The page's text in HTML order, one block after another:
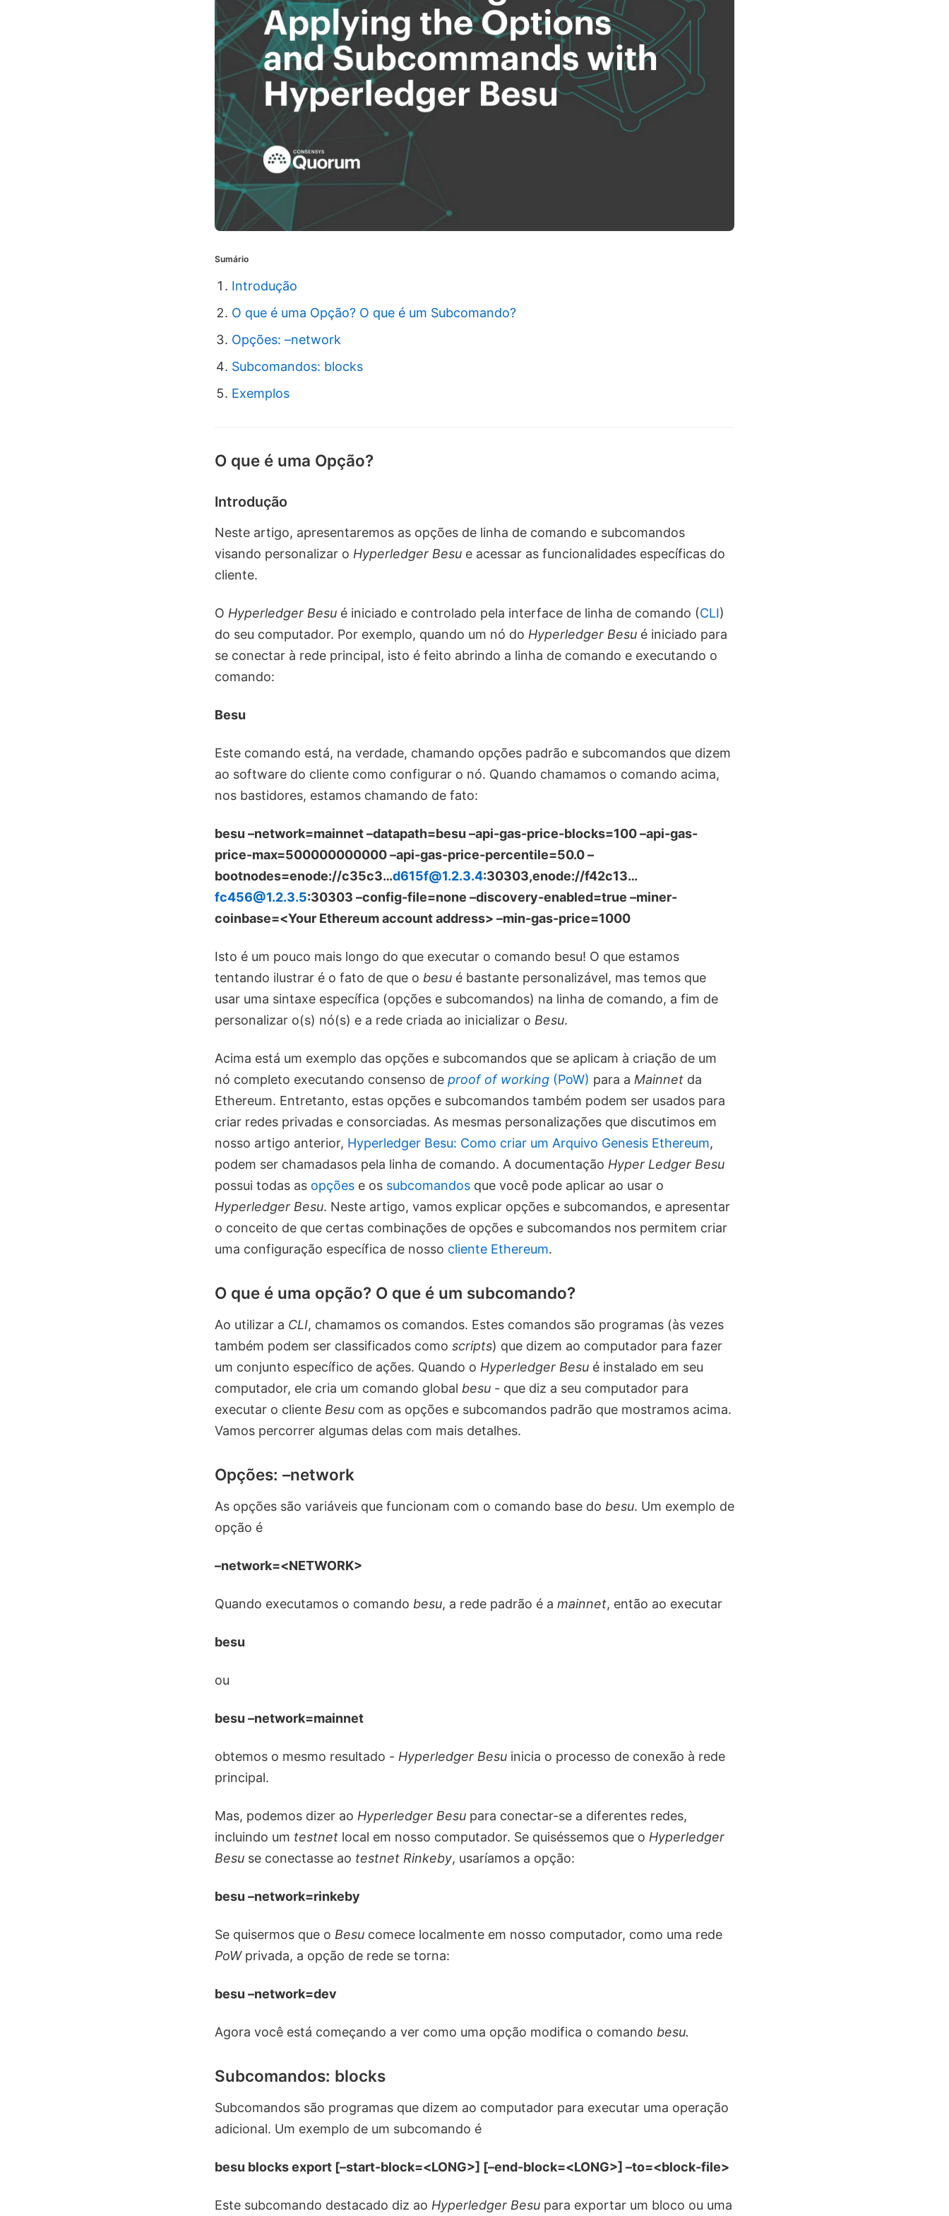
Sumário
Introdução
O que é uma Opção? O que é um Subcomando?
Opções: –network
Subcomandos: blocks
Exemplos
O que é uma Opção?
Introdução
Neste artigo, apresentaremos as opções de linha de comando e subcomandos
visando personalizar o Hyperledger Besu e acessar as funcionalidades específicas do
cliente.
O Hyperledger Besu é iniciado e controlado pela interface de linha de comando (CLI)
do seu computador. Por exemplo, quando um nó do Hyperledger Besu é iniciado para
se conectar à rede principal, isto é feito abrindo a linha de comando e executando o
comando:
Besu
Este comando está, na verdade, chamando opções padrão e subcomandos que dizem
ao software do cliente como configurar o nó. Quando chamamos o comando acima,
nos bastidores, estamos chamando de fato:
besu –network=mainnet –datapath=besu –api-gas-price-blocks=100 –api-gas-
price-max=500000000000 –api-gas-price-percentile=50.0 –
bootnodes=enode://c35c3…d615f@1.2.3.4:30303,enode://f42c13…
fc456@1.2.3.5:30303 –config-file=none –discovery-enabled=true –miner-
coinbase=<Your Ethereum account address> –min-gas-price=1000
Isto é um pouco mais longo do que executar o comando besu! O que estamos
tentando ilustrar é o fato de que o besu é bastante personalizável, mas temos que
usar uma sintaxe específica (opções e subcomandos) na linha de comando, a fim de
personalizar o(s) nó(s) e a rede criada ao inicializar o Besu.
Acima está um exemplo das opções e subcomandos que se aplicam à criação de um
nó completo executando consenso de proof of working (PoW) para a Mainnet da
Ethereum. Entretanto, estas opções e subcomandos também podem ser usados para
criar redes privadas e consorciadas. As mesmas personalizações que discutimos em
nosso artigo anterior, Hyperledger Besu: Como criar um Arquivo Genesis Ethereum,
podem ser chamadasos pela linha de comando. A documentação Hyper Ledger Besu
possui todas as opções e os subcomandos que você pode aplicar ao usar o
Hyperledger Besu. Neste artigo, vamos explicar opções e subcomandos, e apresentar
o conceito de que certas combinações de opções e subcomandos nos permitem criar
uma configuração específica de nosso cliente Ethereum.
O que é uma opção? O que é um subcomando?
Ao utilizar a CLI, chamamos os comandos. Estes comandos são programas (às vezes
também podem ser classificados como scripts) que dizem ao computador para fazer
um conjunto específico de ações. Quando o Hyperledger Besu é instalado em seu
computador, ele cria um comando global besu - que diz a seu computador para
executar o cliente Besu com as opções e subcomandos padrão que mostramos acima.
Vamos percorrer algumas delas com mais detalhes.
Opções: –network
As opções são variáveis que funcionam com o comando base do besu. Um exemplo de
opção é
–network=<NETWORK>
Quando executamos o comando besu, a rede padrão é a mainnet, então ao executar
besu
ou
besu –network=mainnet
obtemos o mesmo resultado - Hyperledger Besu inicia o processo de conexão à rede
principal.
Mas, podemos dizer ao Hyperledger Besu para conectar-se a diferentes redes,
incluindo um testnet local em nosso computador. Se quiséssemos que o Hyperledger
Besu se conectasse ao testnet Rinkeby, usaríamos a opção:
besu –network=rinkeby
Se quisermos que o Besu comece localmente em nosso computador, como uma rede
PoWprivada, a opção de rede se torna:
besu –network=dev
Agora você está começando a ver como uma opção modifica o comando besu.
Subcomandos: blocks
Subcomandos são programas que dizem ao computador para executar uma operação
adicional. Um exemplo de um subcomando é
besu blocks export [–start-block=<LONG>] [–end-block=<LONG>] –to=<block-file>
Este subcomando destacado diz ao Hyperledger Besu para exportar um bloco ou uma